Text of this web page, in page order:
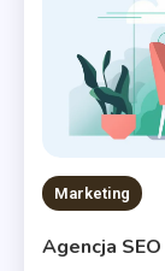
Marketing
Agencja